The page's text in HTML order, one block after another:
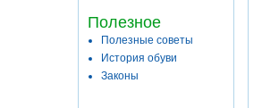
Полезное
Полезные советы
История обуви
Законы